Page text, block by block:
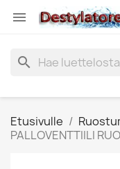

search
Etusivulle
PALLOVENTTIILI